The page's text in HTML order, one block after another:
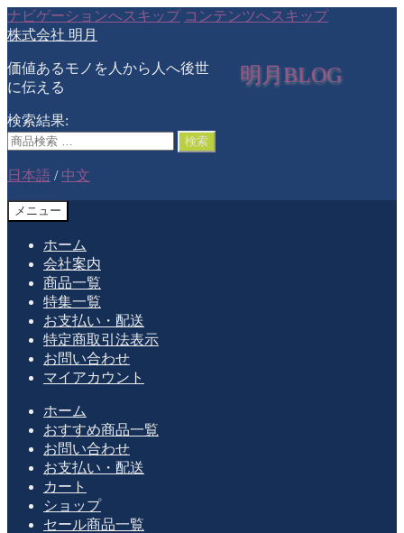
ナビゲーションへスキップ コンテンツへスキップ
株式会社 明月
明月BLOG
価値あるモノを人から人へ後世
に伝える
検索結果:
検索
日本語 / 中文
メニュー
ホーム
会社案内
商品一覧
特集一覧
お支払い・配送
特定商取引法表示
お問い合わせ
マイアカウント
ホーム
おすすめ商品一覧
お問い合わせ
お支払い・配送
カート
ショップ
セール商品一覧